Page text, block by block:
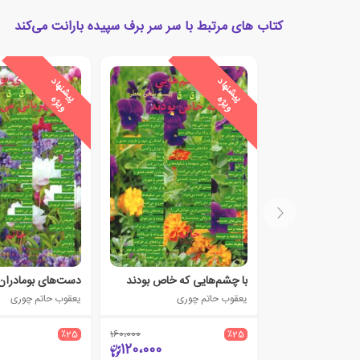
کتاب های مرتبط با سر سر برف سپیده بارانت می‌کند
پ
ی
ش
ن
ه
ا
د
و
ی
ژ
ه
با چشم‌هایی که خاص بودند
یعقوب حاتم چوری
٪25 160،000
120،000
پ
ی
ش
ن
ه
ا
د
و
ی
ژ
ه
یعقوب حاتم چوری
٪25